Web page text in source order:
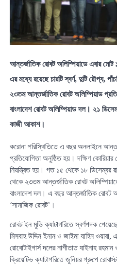
আন্তর্জাতিক রোবট অলিম্পিয়াডে এবার মোট
এর মধ্যে রয়েছে চারটি স্বর্ণ, দুটি রৌপ্য,
২৩তম আন্তর্জাতিক রোবট অলিম্পিয়াড
বাংলাদেশ রোবট অলিম্পিয়াড দল। ২১
কাজী আকাশ।
করোনা পরিস্থিতিতে এ বছর অনলাইনে
প্রতিযোগিতা অনুষ্ঠিত হয়। দক্ষিণ
নিয়ন্ত্রিত হয়। গত ১৫ থেকে ১৮ ডিসেম্বর
থেকে ২৩তম আন্তর্জাতিক রোবট
বাংলাদেশ দল। এ বছর আন্তর্জাতিক রোবট
‘সামাজিক রোবট’।
রোবট ইন মুভি ক্যাটাগরিতে স্বর্ণপদক
মিসবাহ উদ্দিন ইনান ও জাইমা যাহিন
রোবোটাইগার্স দলের নাশীতাত যাইনাহ
ক্রিয়েটিভ ক্যাটাগরিতে জুনিয়র গ্রুপে